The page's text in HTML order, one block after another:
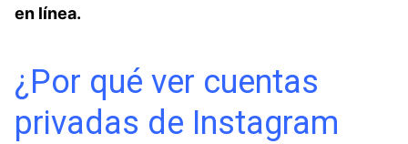
en línea.
¿Por qué ver cuentas
privadas de Instagram ​